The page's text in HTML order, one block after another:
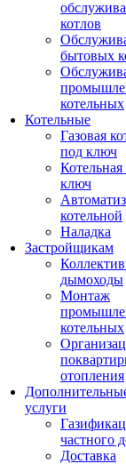
котлов
бытовых
котельных
Котельные
Газовая
под ключ
ключ
котельной
Наладка
Застройщикам
дымоходы
Монтаж
котельных
отопления
услуги
частного
Доставка